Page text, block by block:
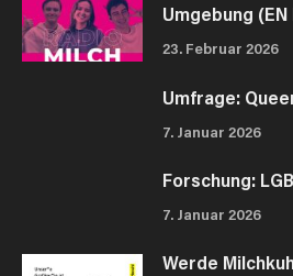
Umgebung
23. Februar 2026
Umfrage:
7. Januar 2026
Forschung:
7. Januar 2026
Werde